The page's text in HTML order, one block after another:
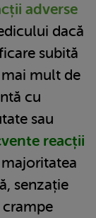
adverse
dacă
subită
mult de
cu
sau
reacții
senzație
crampe